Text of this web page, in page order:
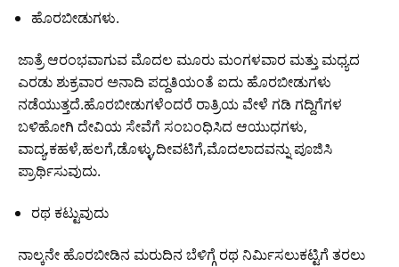
ಹೊರಬೀಡುಗಳು.
ಜಾತ್ರೆ ಆರಂಭವಾಗುವ ಮೊದಲ ಮೂರು ಮಂಗಳವಾರ ಮತ್ತು ಮಧ್ಯದ
ಎರಡು ಶುಕ್ರವಾರ ಅನಾದಿ ಪದ್ದತಿಯಂತೆ ಐದು ಹೊರಬೀಡುಗಳು
ನಡೆಯುತ್ತದೆ.ಹೊರಬೀಡುಗಳೆಂದರೆ ರಾತ್ರಿಯ ವೇಳೆ ಗಡಿ ಗದ್ದಿಗೆಗಳ
ಬಳಿ‌ಹೋಗಿ ದೇವಿಯ ಸೇವೆಗೆ ಸಂಬಂಧಿಸಿದ ಆಯುಧಗಳು,
ವಾದ್ಯ,ಕಹಳೆ,ಹಲಗೆ,ಡೊಳ್ಳು,ದೀವಟಿಗೆ,ಮೊದಲಾದವನ್ನು ಪೂಜಿಸಿ
ಪ್ರಾರ್ಥಿಸುವುದು.
ರಥ ಕಟ್ಟುವುದು
ನಾಲ್ಕನೇ ಹೊರಬೀಡಿನ ಮರುದಿನ ಬೆಳಿಗ್ಗೆ ರಥ ನಿರ್ಮಿಸಲು‌ಕಟ್ಟಿಗೆ ತರಲು